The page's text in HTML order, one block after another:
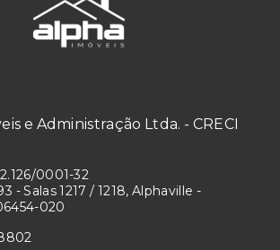
e Administração Ltda. - CRECI
0001-32
- Salas 1217 / 1218, Alphaville -
020